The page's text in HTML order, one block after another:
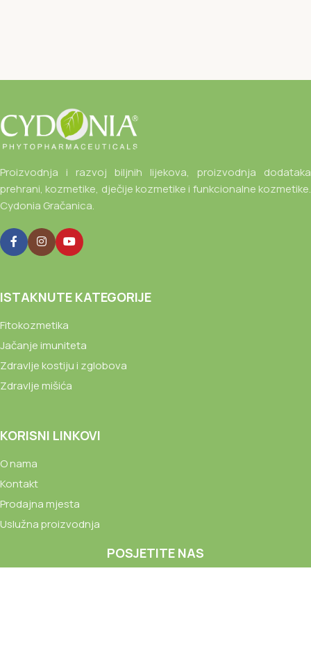
Proizvodnja i razvoj biljnih lijekova, proizvodnja dodataka
prehrani, kozmetike, dječije kozmetike i funkcionalne kozmetike.
Cydonia Gračanica.
ISTAKNUTE KATEGORIJE
Fitokozmetika
Jačanje imuniteta
Zdravlje kostiju i zglobova
Zdravlje mišića
KORISNI LINKOVI
O nama
Kontakt
Prodajna mjesta
Uslužna proizvodnja
POSJETITE NAS